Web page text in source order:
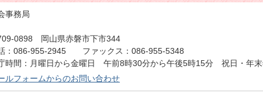
事務局
0898 岡山県赤磐市下市344
：086-955-2945 ファックス：086-955-5348
時間：月曜日から金曜日 午前8時30分から午後5時15分 祝日・年
ルフォームからのお問い合わせ